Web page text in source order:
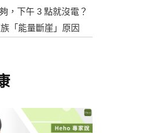
，下午 3 點就沒電？
「能量斷崖」原因